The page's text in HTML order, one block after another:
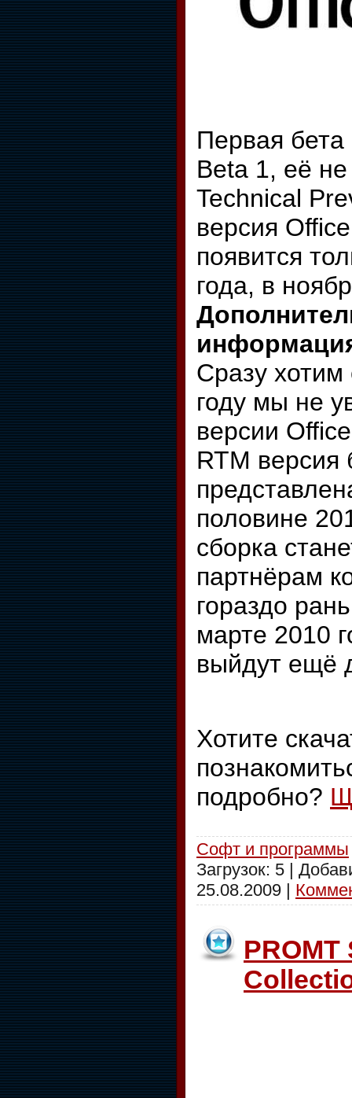
Первая
Beta 1, её не
Technical
версия
появится
года, в
Сразу хотим
году мы не
версии
RTM версия
половине
сборка
партнёрам
гораздо
марте 2010
выйдут ещё
Хотите
подробно?
Софт и программы
Загрузок: 5 |
25.08.2009 |
PROMT